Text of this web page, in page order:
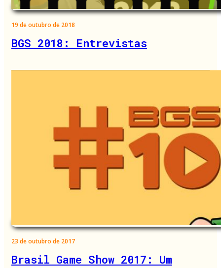
19 de outubro de 2018
BGS 2018: Entrevistas
23 de outubro de 2017
Brasil Game Show 2017: Um